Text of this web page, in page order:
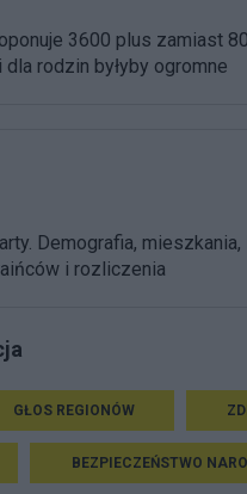
3600 plus zamiast
dla rodzin byłyby ogromne
Demografia, mieszkania,
i rozliczenia
GŁOS REGIONÓW
BEZPIECZEŃSTWO